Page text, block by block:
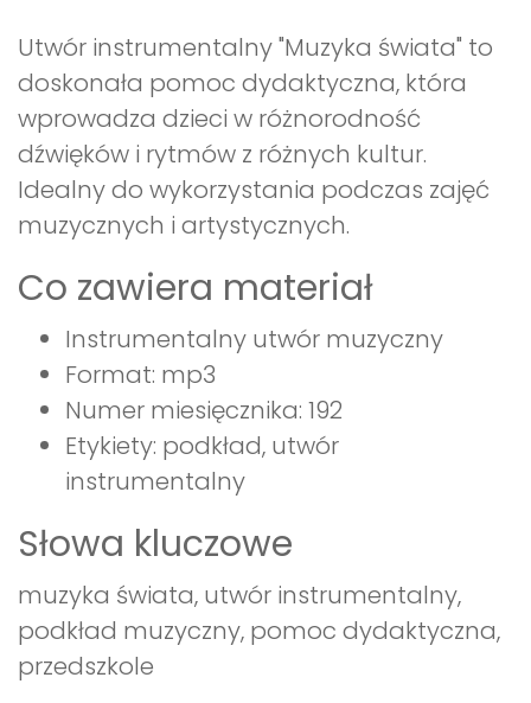
Utwór instrumentalny "Muzyka świata" to
doskonała pomoc dydaktyczna, która
wprowadza dzieci w różnorodność
dźwięków i rytmów z różnych kultur.
Idealny do wykorzystania podczas zajęć
muzycznych i artystycznych.
Co zawiera materiał
Instrumentalny utwór muzyczny
Format: mp3
Numer miesięcznika: 192
Etykiety: podkład, utwór
instrumentalny
Słowa kluczowe
muzyka świata, utwór instrumentalny,
podkład muzyczny, pomoc dydaktyczna,
przedszkole